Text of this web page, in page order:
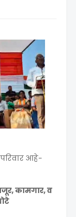
आहे-
कामगार, व